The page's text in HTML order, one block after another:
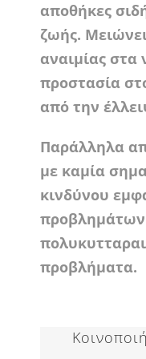
αποθήκες
ζωής.
αναιμίας στα
προστασία
από την
Παράλληλα
με καμία
κινδύνου
προβλημάτων
προβλήματα.